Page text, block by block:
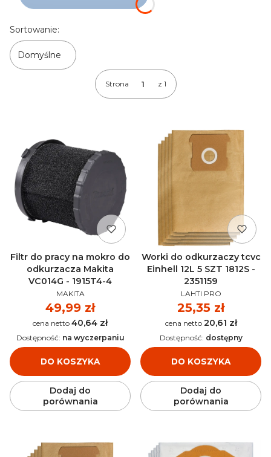
Lista produktów
Sortowanie:
Domyślne
Strona z 1
Filtr do pracy na mokro do
odkurzacza Makita
VC014G - 1915T4-4
PRODUCENT
MAKITA
Cena
49,99 zł
Cena 40,64 zł
DO KOSZYKA
Dostępność: na wyczerpaniu
Dodaj do
porównania
Worki do odkurzaczy tcvc
Einhell 12L 5 SZT 1812S -
2351159
PRODUCENT
LAHTI PRO
Cena
25,35 zł
Cena 20,61 zł
DO KOSZYKA
Dostępność: dostępny
Dodaj do
porównania